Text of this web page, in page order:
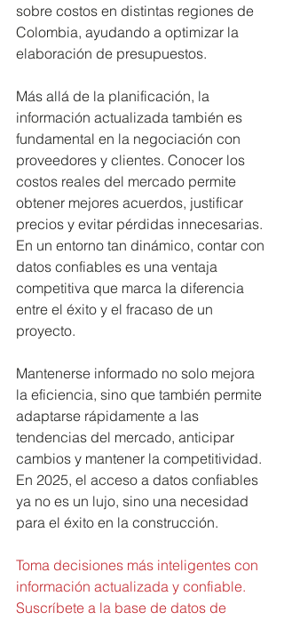
sobre costos en distintas regiones de
Colombia, ayudando a optimizar la
elaboración de presupuestos.
Más allá de la planificación, la
información actualizada también es
fundamental en la negociación con
proveedores y clientes. Conocer los
costos reales del mercado permite
obtener mejores acuerdos, justificar
precios y evitar pérdidas innecesarias.
En un entorno tan dinámico, contar con
datos confiables es una ventaja
competitiva que marca la diferencia
entre el éxito y el fracaso de un
proyecto.
Mantenerse informado no solo mejora
la eficiencia, sino que también permite
adaptarse rápidamente a las
tendencias del mercado, anticipar
cambios y mantener la competitividad.
En 2025, el acceso a datos confiables
ya no es un lujo, sino una necesidad
para el éxito en la construcción.
Toma decisiones más inteligentes con
información actualizada y confiable.
Suscríbete a la base de datos de